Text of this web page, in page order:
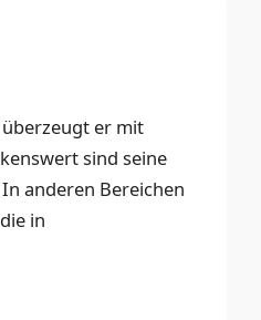
überzeugt er mit
sind seine
anderen Bereichen
in